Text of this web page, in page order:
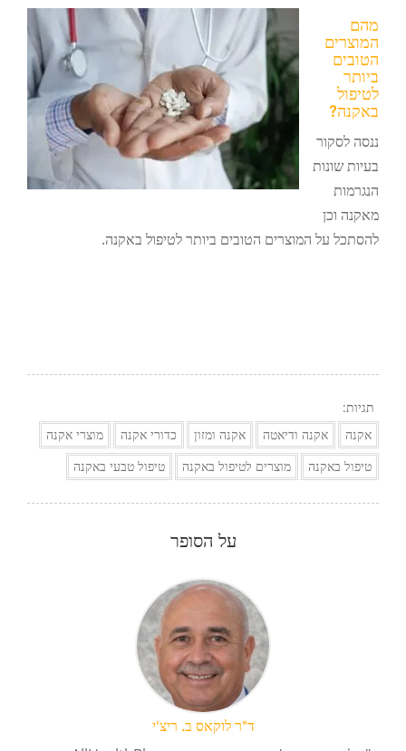
מהם
המוצרים
הטובים
ביותר
לטיפול
באקנה?
ננסה לסקור
בעיות שונות
הנגרמות
מאקנה וכן
להסתכל על המוצרים הטובים ביותר לטיפול באקנה.
תגיות:
אקנה
אקנה ודיאטה אקנה ומזון כדורי אקנה
מוצרי אקנה
טיפול באקנה
מוצרים לטיפול באקנה טיפול טבעי באקנה
על הסופר
ד"ר לוקאס ב. ריצ'י